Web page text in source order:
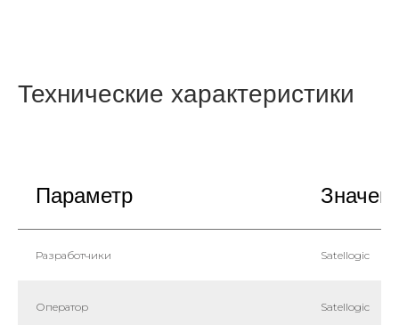
Технические характеристики
Параметр
Разработчики Satellogic
Оператор Satellogic